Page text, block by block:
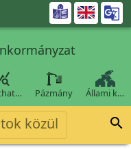

Pázmány Állami k…
közül 